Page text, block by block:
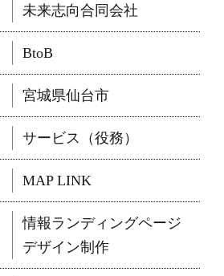
未来志向合同会社
BtoB
宮城県仙台市
サービス（役務）
MAP LINK
情報ランディングページ
デザイン制作